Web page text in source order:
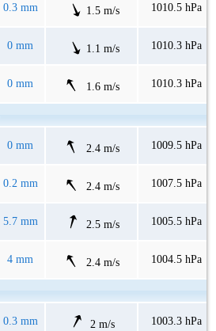
0.3 mm 1.5 m/s 1010.5 hPa
0 mm 1.1 m/s 1010.3 hPa
0 mm 1.6 m/s 1010.3 hPa
0 mm 2.4 m/s 1009.5 hPa
0.2 mm 2.4 m/s 1007.5 hPa
5.7 mm 2.5 m/s 1005.5 hPa
4 mm 2.4 m/s 1004.5 hPa
0.3 mm 2 m/s 1003.3 hPa